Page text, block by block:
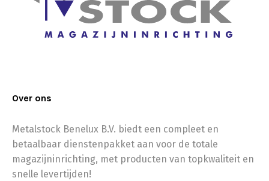
Over ons
Metalstock Benelux B.V. biedt een compleet en
betaalbaar dienstenpakket aan voor de totale
magazijninrichting, met producten van topkwaliteit en
snelle levertijden!